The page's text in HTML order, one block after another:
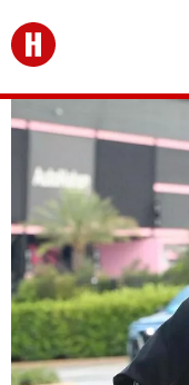
Перейти на главную